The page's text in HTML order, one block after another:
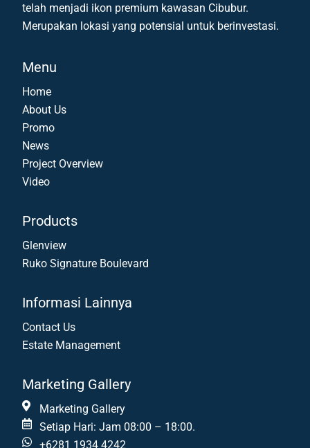
telah menjadi ikon premium kawasan Cibubur.
Merupakan lokasi yang potensial untuk berinvestasi.
Menu
Home
About Us
Promo
News
Project Overview
Video
Products
Glenview
Ruko Signature Boulevard
Informasi Lainnya
Contact Us
Estate Management
Marketing Gallery
Marketing Gallery
Setiap Hari: Jam 08:00 – 18:00.
+6281 1934 4242